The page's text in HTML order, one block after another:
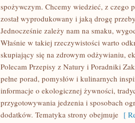
spożywczym. Chcemy wiedzieć, z czego
został wyprodukowany i jaką drogę
Jednocześnie zależy nam na smaku,
Właśnie w takiej rzeczywistości warto
skupiający się na zdrowym odżywianiu,
Polecam Przepisy z Natury i Poradniki
pełne porad, pomysłów i kulinarnych
informacje o ekologicznej żywności,
przygotowywania jedzenia i sposobach
dodatków. Tematyka strony obejmuje [